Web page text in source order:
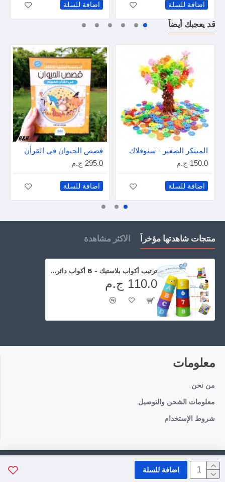
اضافة للسلة
اضافة للسلة اضافة للسلة
قد يعجبك أيضاً
المبتكر الصغير - سنوفلاك
150.0 ج.م
اضافة للسلة
قصص الحيوان فى القرأن
295.0 ج.م
اضافة للسلة
منتجات شاهدتها مؤخراً الاكثر مشاهدة
ترتيب أكواب بلاستيك - 8 أكواب دائرة ( شبكة )
110.0 ج.م
معلومات
من نحن
معلومات الشحن والتوصيل
شروط الإستخدام
Copyright © 2021, TotaToys, All Rights Reserved